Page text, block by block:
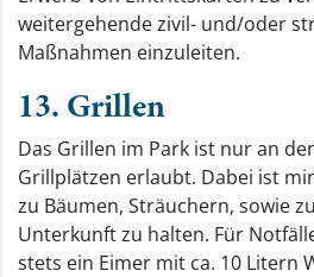
weitergehende zivil- und/oder
Maßnahmen einzuleiten.
13. Grillen
Das Grillen im Park ist nur an
Grillplätzen erlaubt. Dabei ist
zu Bäumen, Sträuchern, sowie
Unterkunft zu halten. Für
stets ein Eimer mit ca. 10 Litern